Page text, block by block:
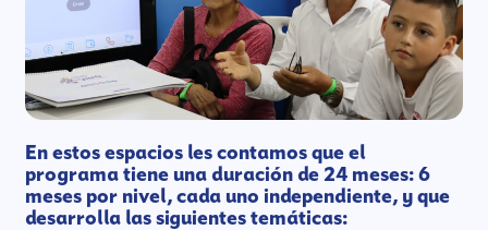
En estos espacios les contamos que el
programa tiene una duración de 24 meses: 6
meses por nivel, cada uno independiente, y que
desarrolla las siguientes temáticas: